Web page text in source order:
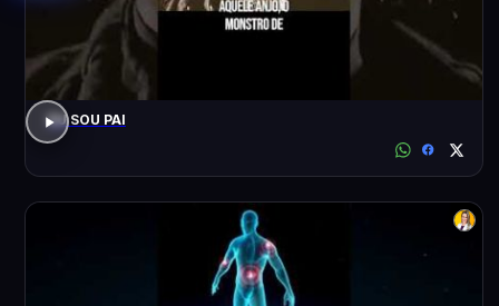
EU SOU PAI